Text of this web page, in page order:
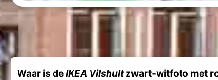
Waar is deIKEA Vilshultzwart-witfoto met